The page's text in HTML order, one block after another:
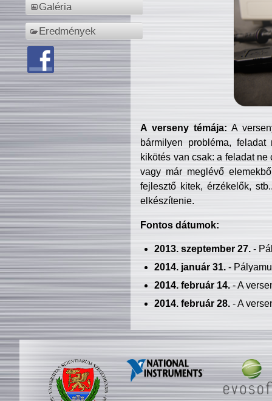
Galéria
Eredmények
A verseny témája: A
bármilyen probléma, feladat
kikötés van csak: a feladat
vagy már meglévő
fejlesztő kitek, érzékelők,
elkészítenie.
Fontos dátumok:
2013. szeptember 27.-
2014. január 31.-
2014. február 14.- A
2014. február 28.- A